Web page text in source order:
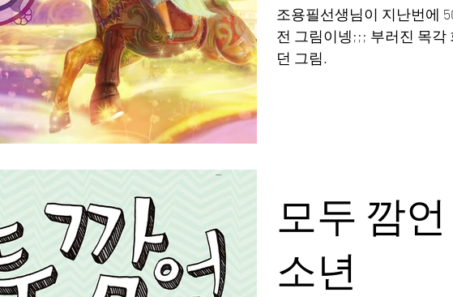
조용필선생님이 지난번에
전 그림이넹;;; 부러진 목각
던 그림.
모두 깜
소년